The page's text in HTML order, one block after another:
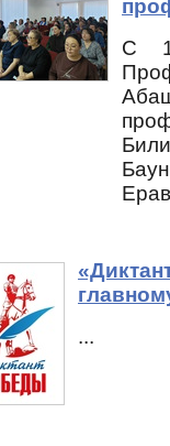
С
...